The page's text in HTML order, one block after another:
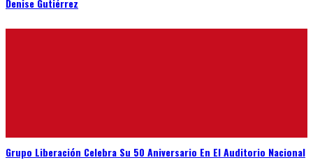
Denise Gutiérrez
Grupo Liberación Celebra Su 50 Aniversario En El Auditorio Nacional